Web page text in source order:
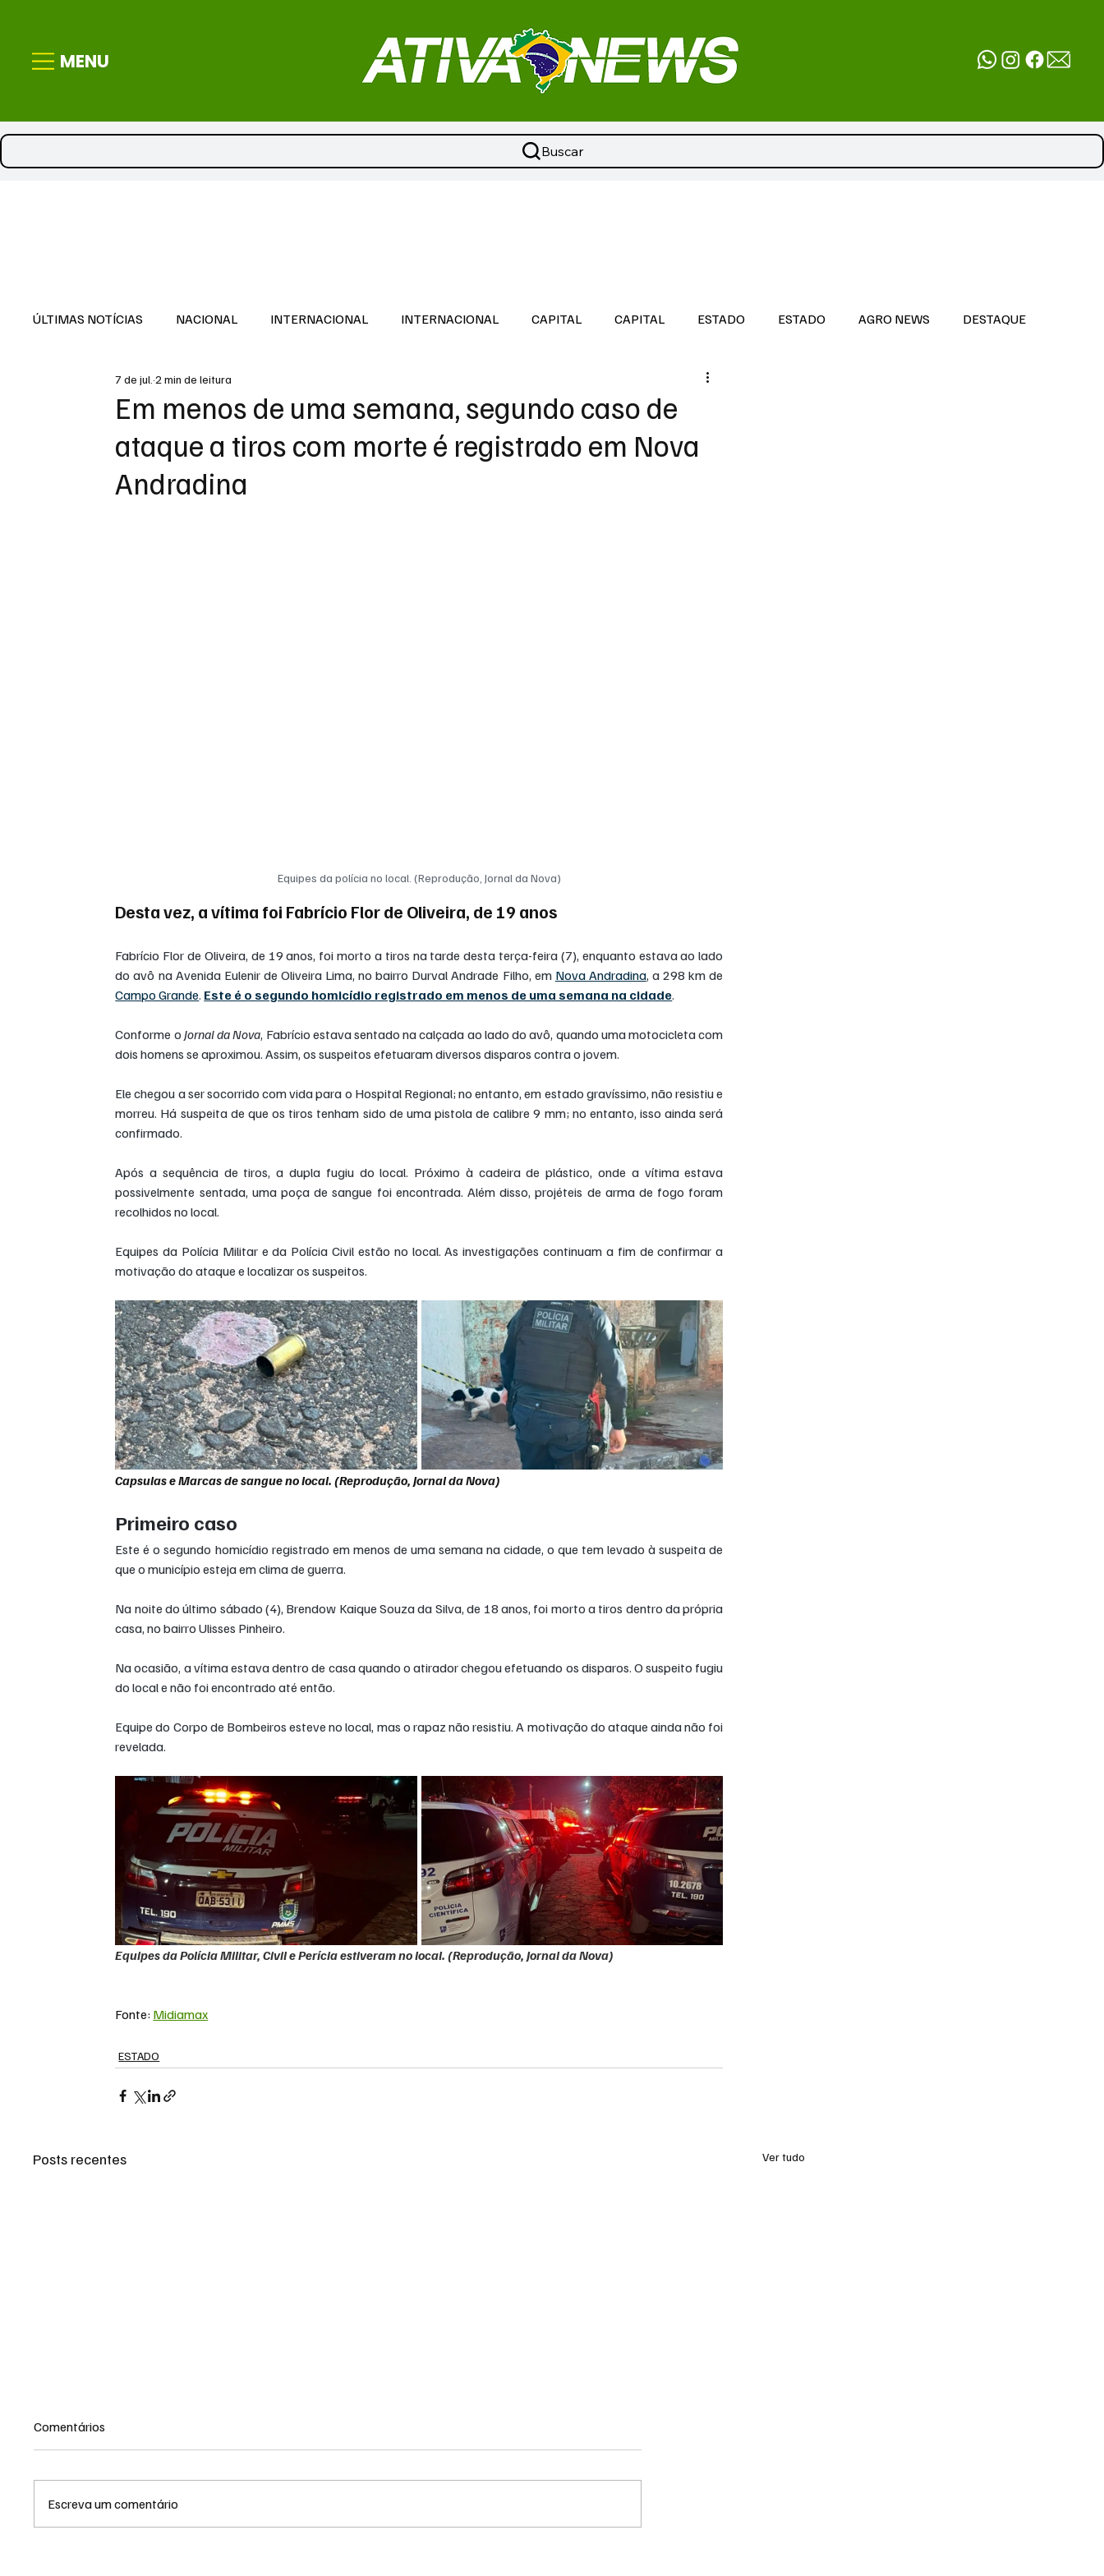
MENU
Buscar
ÚLTIMAS NOTÍCIAS NACIONAL INTERNACIONAL INTERNACIONAL CAPITAL CAPITAL ESTADO ESTADO AGRO NEWS DESTAQUE
DESTAQUE
Em menos de uma semana, segundo caso de
ataque a tiros com morte é registrado em Nova
Andradina
7 de jul.2 min de leitura
Equipes da polícia no local. (Reprodução, Jornal da Nova)
Desta vez, a vítima foi Fabrício Flor de Oliveira, de 19 anos
Fabrício Flor de Oliveira, de 19 anos, foi morto a tiros na tarde desta terça-feira (7), enquanto estava ao lado
do avô na Avenida Eulenir de Oliveira Lima, no bairro Durval Andrade Filho, em Nova Andradina
Campo Grande. Este é o segundo homicídio registrado em menos de uma semana na cidade.
Conforme o Jornal da Nova, Fabrício estava sentado na calçada ao lado do avô, quando uma motocicleta com
dois homens se aproximou. Assim, os suspeitos efetuaram diversos disparos contra o jovem.
Ele chegou a ser socorrido com vida para o Hospital Regional; no entanto, em estado gravíssimo, não resistiu e
morreu. Há suspeita de que os tiros tenham sido de uma pistola de calibre 9 mm; no entanto, isso ainda será
confirmado.
Após a sequência de tiros, a dupla fugiu do local. Próximo à cadeira de plástico, onde a vítima estava
possivelmente sentada, uma poça de sangue foi encontrada. Além disso, projéteis de arma de fogo foram
recolhidos no local.
Equipes da Polícia Militar e da Polícia Civil estão no local. As investigações continuam a fim de confirmar a
motivação do ataque e localizar os suspeitos.
Capsulas e Marcas de sangue no local. (Reprodução, Jornal da Nova)
Primeiro caso
Este é o segundo homicídio registrado em menos de uma semana na cidade, o que tem levado à suspeita de
que o município esteja em clima de guerra.
Na noite do último sábado (4), Brendow Kaique Souza da Silva, de 18 anos, foi morto a tiros dentro da própria
casa, no bairro Ulisses Pinheiro.
Na ocasião, a vítima estava dentro de casa quando o atirador chegou efetuando os disparos. O suspeito fugiu
do local e não foi encontrado até então.
Equipe do Corpo de Bombeiros esteve no local, mas o rapaz não resistiu. A motivação do ataque ainda não foi
revelada.
Equipes da Polícia Militar, Civil e Perícia estiveram no local. (Reprodução, Jornal da Nova)
Fonte: Midiamax
ESTADO
Posts recentes Ver tudo
Comentários
Escreva um comentário